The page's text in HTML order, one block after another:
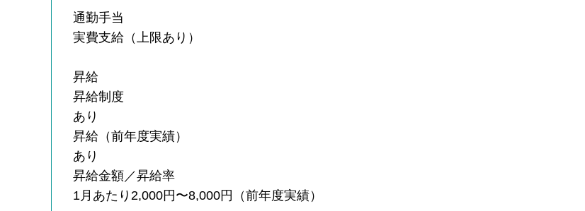
通勤手当
実費支給（上限あり）
昇給
昇給制度
あり
昇給（前年度実績）
あり
昇給金額／昇給率
1月あたり2,000円〜8,000円（前年度実績）